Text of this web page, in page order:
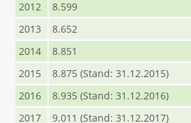
2012
8.599
2013
8.652
2014
8.851
2015
8.875 (Stand: 31.12.2015)
2016
8.935 (Stand: 31.12.2016)
2017
9.011 (Stand: 31.12.2017)